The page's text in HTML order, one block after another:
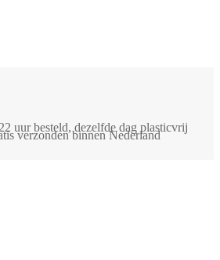
uur besteld, dezelfde dag plasticvrij
verzonden binnen Nederland